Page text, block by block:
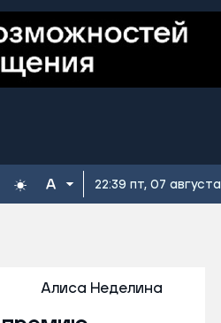
22:39 пт, 07 августа
Алиса Неделина